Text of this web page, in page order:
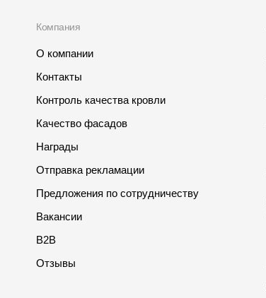
Компания
О компании
Контакты
Контроль качества кровли
Качество фасадов
Награды
Отправка рекламации
Предложения по сотрудничеству
Вакансии
B2B
Отзывы